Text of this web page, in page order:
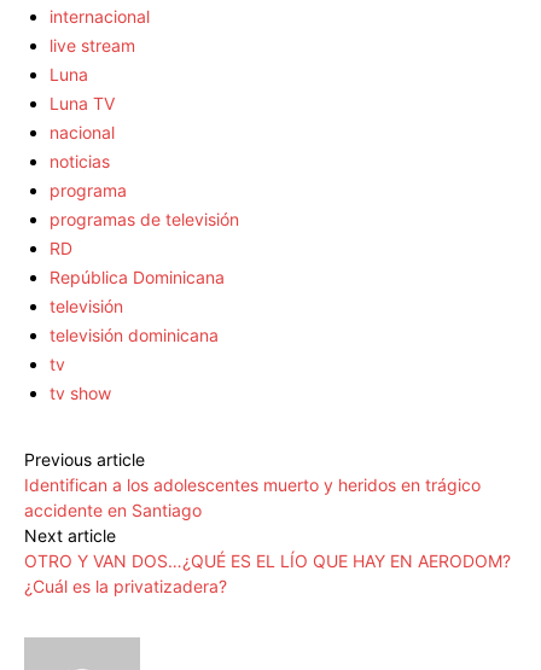
internacional
live stream
Luna
Luna TV
nacional
noticias
programa
programas de televisión
RD
República Dominicana
televisión
televisión dominicana
tv
tv show
Previous article
Identifican a los adolescentes muerto y heridos en trágico
accidente en Santiago
Next article
OTRO Y VAN DOS…¿QUÉ ES EL LÍO QUE HAY EN AERODOM?
¿Cuál es la privatizadera?